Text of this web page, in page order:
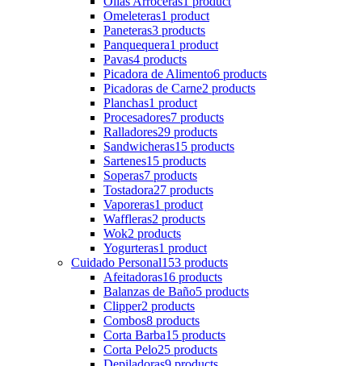
Omeleteras1 product
Paneteras3 products
Panquequera1 product
Pavas4 products
Picadora de Alimento6 products
Picadoras de Carne2 products
Planchas1 product
Procesadores7 products
Ralladores29 products
Sandwicheras15 products
Sartenes15 products
Soperas7 products
Tostadora27 products
Vaporeras1 product
Waffleras2 products
Wok2 products
Yogurteras1 product
Cuidado Personal153 products
Afeitadoras16 products
Balanzas de Baño5 products
Clipper2 products
Combos8 products
Corta Barba15 products
Corta Pelo25 products